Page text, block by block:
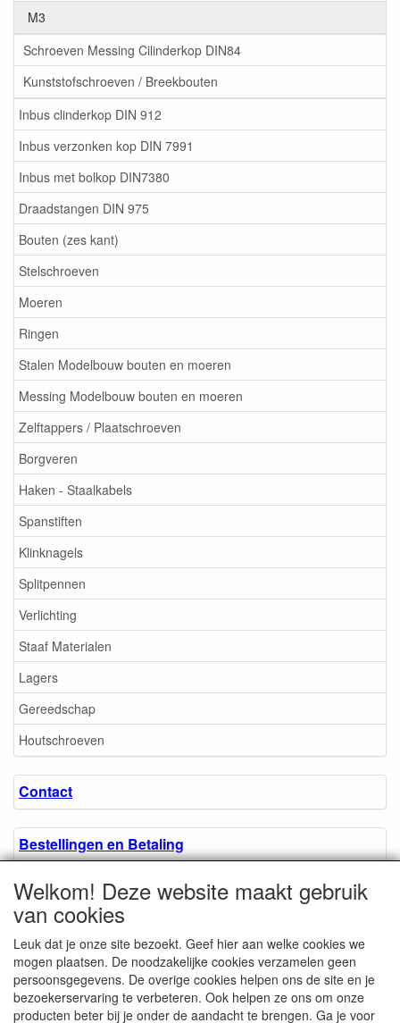
M3
Schroeven Messing Cilinderkop DIN84
Kunststofschroeven / Breekbouten
Inbus clinderkop DIN 912
Inbus verzonken kop DIN 7991
Inbus met bolkop DIN7380
Draadstangen DIN 975
Bouten (zes kant)
Stelschroeven
Moeren
Ringen
Stalen Modelbouw bouten en moeren
Messing Modelbouw bouten en moeren
Zelftappers / Plaatschroeven
Borgveren
Haken - Staalkabels
Spanstiften
Klinknagels
Splitpennen
Verlichting
Staaf Materialen
Lagers
Gereedschap
Houtschroeven
Contact
Bestellingen en Betaling
Algemene voorwaarden
Over ons.
Privacyverklaring
Welkom! Deze website maakt gebruik
van cookies
Leuk dat je onze site bezoekt. Geef hier aan welke cookies we
mogen plaatsen. De noodzakelijke cookies verzamelen geen
persoonsgegevens. De overige cookies helpen ons de site en je
bezoekerservaring te verbeteren. Ook helpen ze ons om onze
producten beter bij je onder de aandacht te brengen. Ga je voor